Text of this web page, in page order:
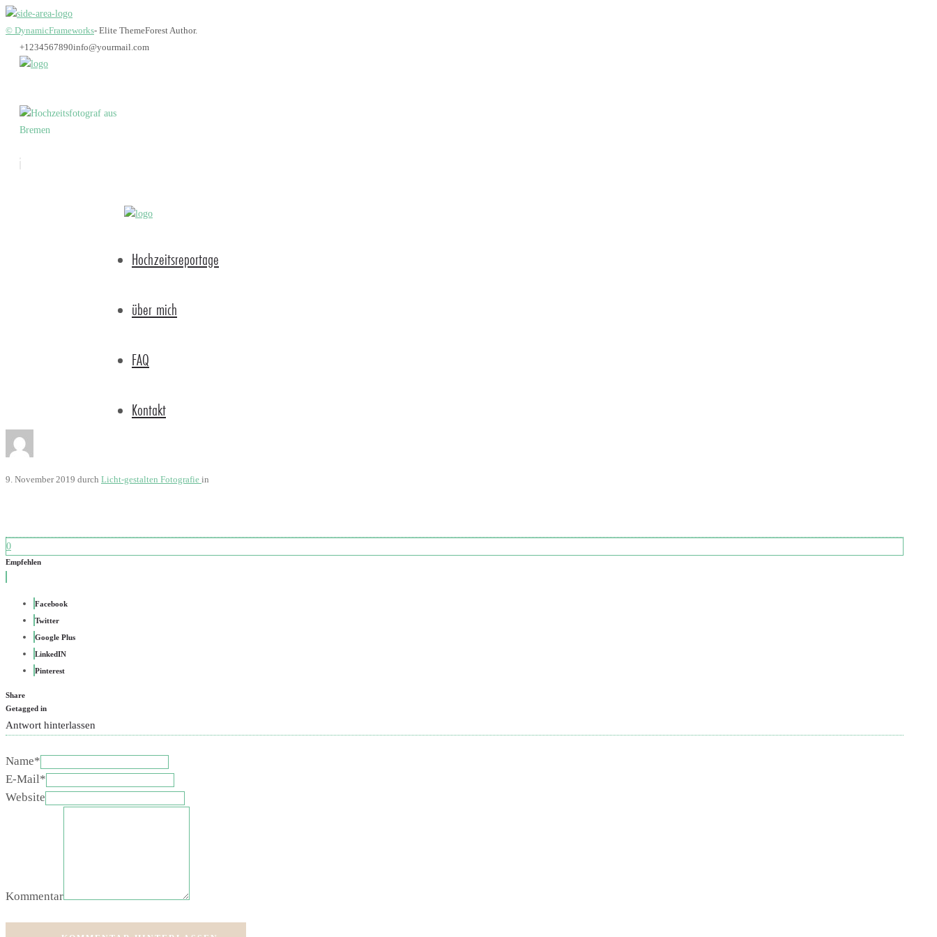
© DynamicFrameworks- Elite ThemeForest Author.
+1234567890info@yourmail.com
Hochzeitsreportage
über mich
FAQ
Kontakt
9. November 2019 durch Licht-gestalten Fotografie in
0
Empfehlen
Facebook
Twitter
Google Plus
LinkedIN
Pinterest
Share
Getagged in
Antwort hinterlassen
Name*
E-Mail*
Website
Kommentar